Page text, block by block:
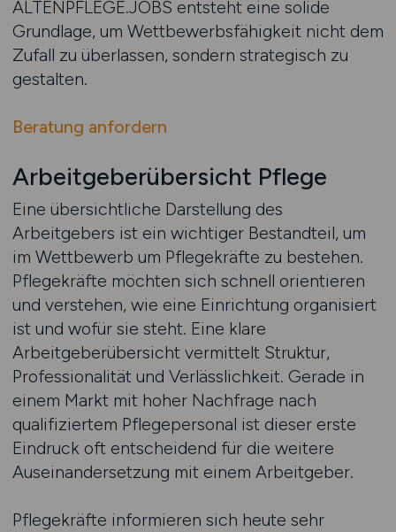
ALTENPFLEGE.JOBS entsteht eine solide
Grundlage, um Wettbewerbsfähigkeit nicht dem
Zufall zu überlassen, sondern strategisch zu
gestalten.
Beratung anfordern
Arbeitgeberübersicht Pflege
Eine übersichtliche Darstellung des
Arbeitgebers ist ein wichtiger Bestandteil, um
im Wettbewerb um Pflegekräfte zu bestehen.
Pflegekräfte möchten sich schnell orientieren
und verstehen, wie eine Einrichtung organisiert
ist und wofür sie steht. Eine klare
Arbeitgeberübersicht vermittelt Struktur,
Professionalität und Verlässlichkeit. Gerade in
einem Markt mit hoher Nachfrage nach
qualifiziertem Pflegepersonal ist dieser erste
Eindruck oft entscheidend für die weitere
Auseinandersetzung mit einem Arbeitgeber.
Pflegekräfte informieren sich heute sehr